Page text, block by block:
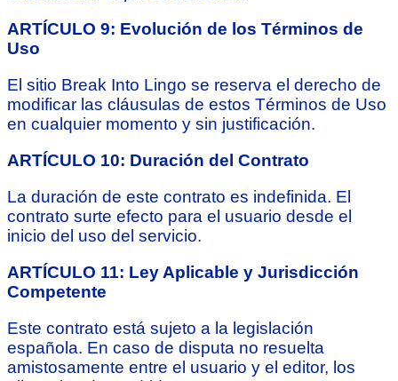
ARTÍCULO 9: Evolución de los Términos de
Uso
El sitio Break Into Lingo se reserva el derecho de
modificar las cláusulas de estos Términos de Uso
en cualquier momento y sin justificación.
ARTÍCULO 10: Duración del Contrato
La duración de este contrato es indefinida. El
contrato surte efecto para el usuario desde el
inicio del uso del servicio.
ARTÍCULO 11: Ley Aplicable y Jurisdicción
Competente
Este contrato está sujeto a la legislación
española. En caso de disputa no resuelta
amistosamente entre el usuario y el editor, los